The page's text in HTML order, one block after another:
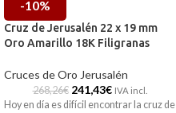
-10%
Cruz de Jerusalén 22 x 19 mm
Oro Amarillo 18K Filigranas
Cruces de Oro Jerusalén
268,26€ 241,43€ IVA incl.
Hoy en día es difícil encontrar la cruz de